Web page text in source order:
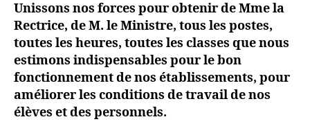
Unissons nos forces pour obtenir de Mme la
Rectrice, de M. le Ministre, tous les postes,
toutes les heures, toutes les classes que nous
estimons indispensables pour le bon
fonctionnement de nos établissements, pour
améliorer les conditions de travail de nos
élèves et des personnels.